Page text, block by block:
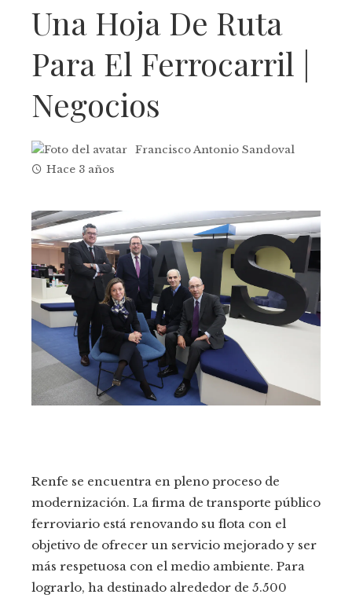
Una Hoja De Ruta
Para El Ferrocarril |
Negocios
Francisco Antonio Sandoval
Hace 3 años
Renfe se encuentra en pleno proceso de
modernización. La firma de transporte público
ferroviario está renovando su flota con el
objetivo de ofrecer un servicio mejorado y ser
más respetuosa con el medio ambiente. Para
lograrlo, ha destinado alrededor de 5.500